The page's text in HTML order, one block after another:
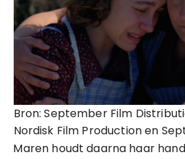
Bron: September Film
Nordisk Film Production en
Maren houdt daarna haar